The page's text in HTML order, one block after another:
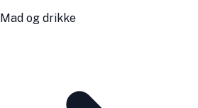
Mad og drikke